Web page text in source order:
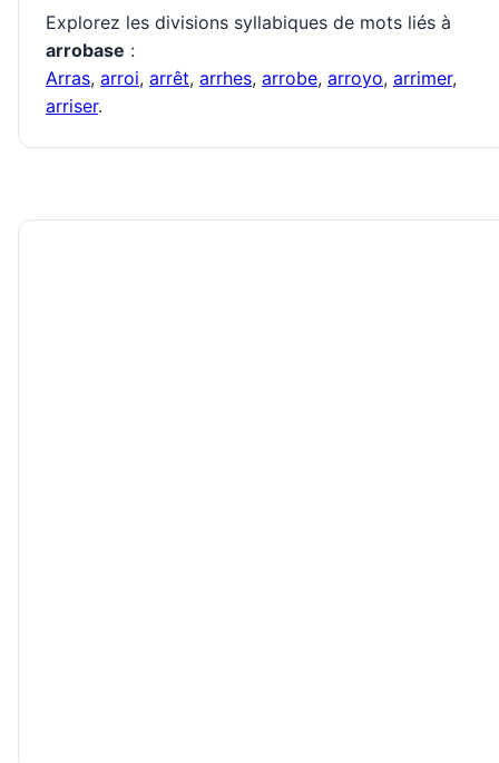
Explorez les divisions syllabiques de mots liés à
arrobase :
Arras, arroi, arrêt, arrhes, arrobe, arroyo, arrimer,
arriser.